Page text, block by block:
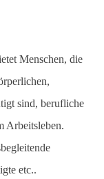
Menschen, die
sind, berufliche
Arbeitsleben.
etc..